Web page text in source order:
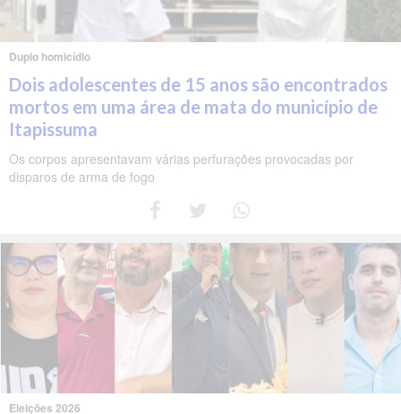
Duplo homicídio
Dois adolescentes de 15 anos são encontrados
mortos em uma área de mata do município de
Itapissuma
Os corpos apresentavam várias perfurações provocadas por
disparos de arma de fogo
Eleições 2026